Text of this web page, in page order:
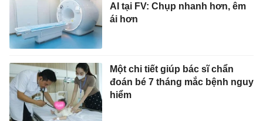
AI tại FV: Chụp nhanh hơn, êm
ái hơn
Một chi tiết giúp bác sĩ chẩn
đoán bé 7 tháng mắc bệnh nguy
hiểm